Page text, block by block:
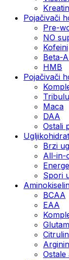
Pojačivači
Pre-
NO
Kofeini
Beta-
HMB
Pojačivači
Maca
DAA
Ostali
Brzi
All-in-
Spori
BCAA
EAA
Citrulin
Arginin
Ostale